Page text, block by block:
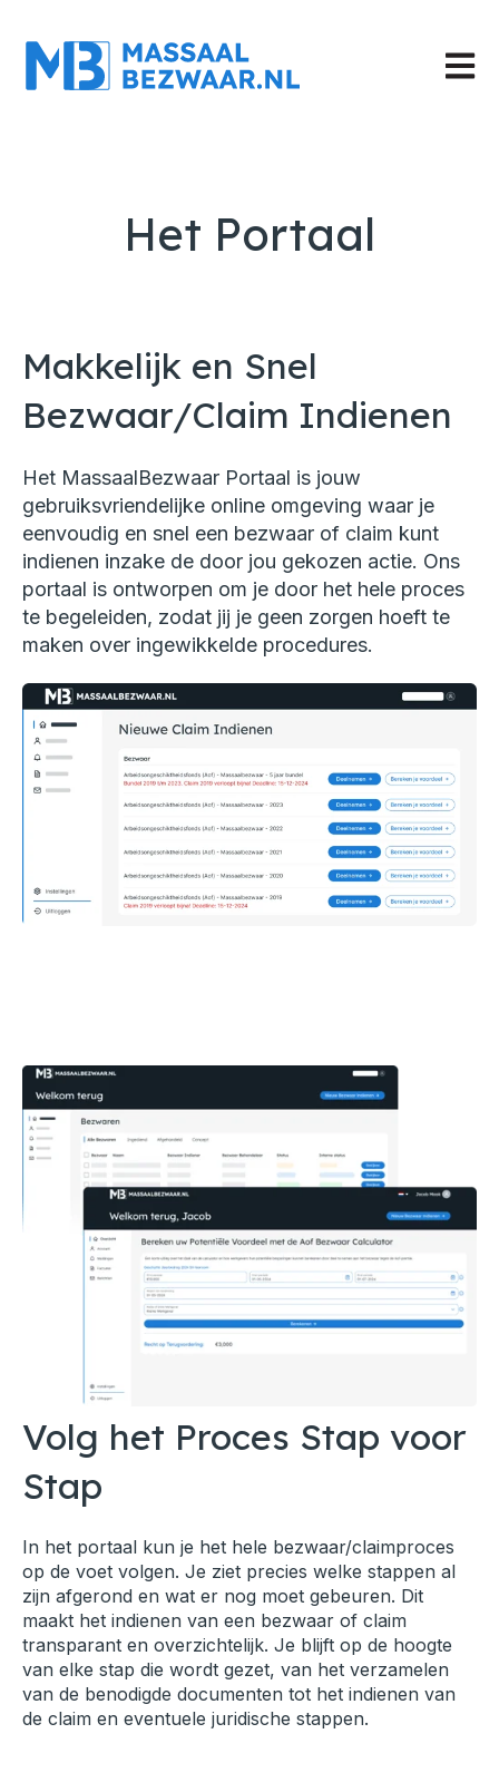
Het Portaal
Makkelijk en Snel
Bezwaar/Claim Indienen
Het MassaalBezwaar Portaal is jouw
gebruiksvriendelijke online omgeving waar je
eenvoudig en snel een bezwaar of claim kunt
indienen inzake de door jou gekozen actie. Ons
portaal is ontworpen om je door het hele proces
te begeleiden, zodat jij je geen zorgen hoeft te
maken over ingewikkelde procedures.
Volg het Proces Stap voor
Stap
In het portaal kun je het hele bezwaar/claimproces
op de voet volgen. Je ziet precies welke stappen al
zijn afgerond en wat er nog moet gebeuren. Dit
maakt het indienen van een bezwaar of claim
transparant en overzichtelijk. Je blijft op de hoogte
van elke stap die wordt gezet, van het verzamelen
van de benodigde documenten tot het indienen van
de claim en eventuele juridische stappen.